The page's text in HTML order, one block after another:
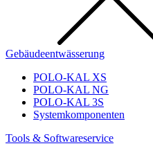
Gebäudeentwässerung
POLO-KAL XS
POLO-KAL NG
POLO-KAL 3S
Systemkomponenten
Tools & Softwareservice